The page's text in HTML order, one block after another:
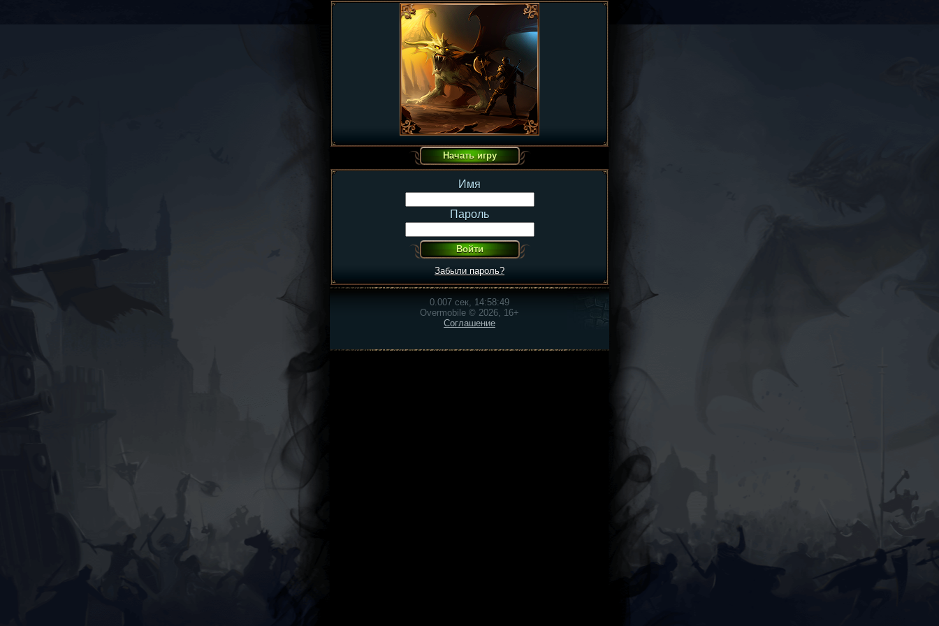
Имя
Пароль
Забыли пароль?
0.007 сек, 14:58:49
Overmobile © 2026, 16+
Соглашение